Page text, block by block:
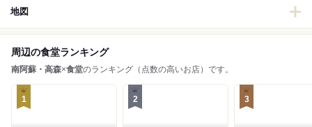
地図
周辺の食堂ランキング
南阿蘇・高森×食堂のランキング（点数の高いお店）です。
1 2 3